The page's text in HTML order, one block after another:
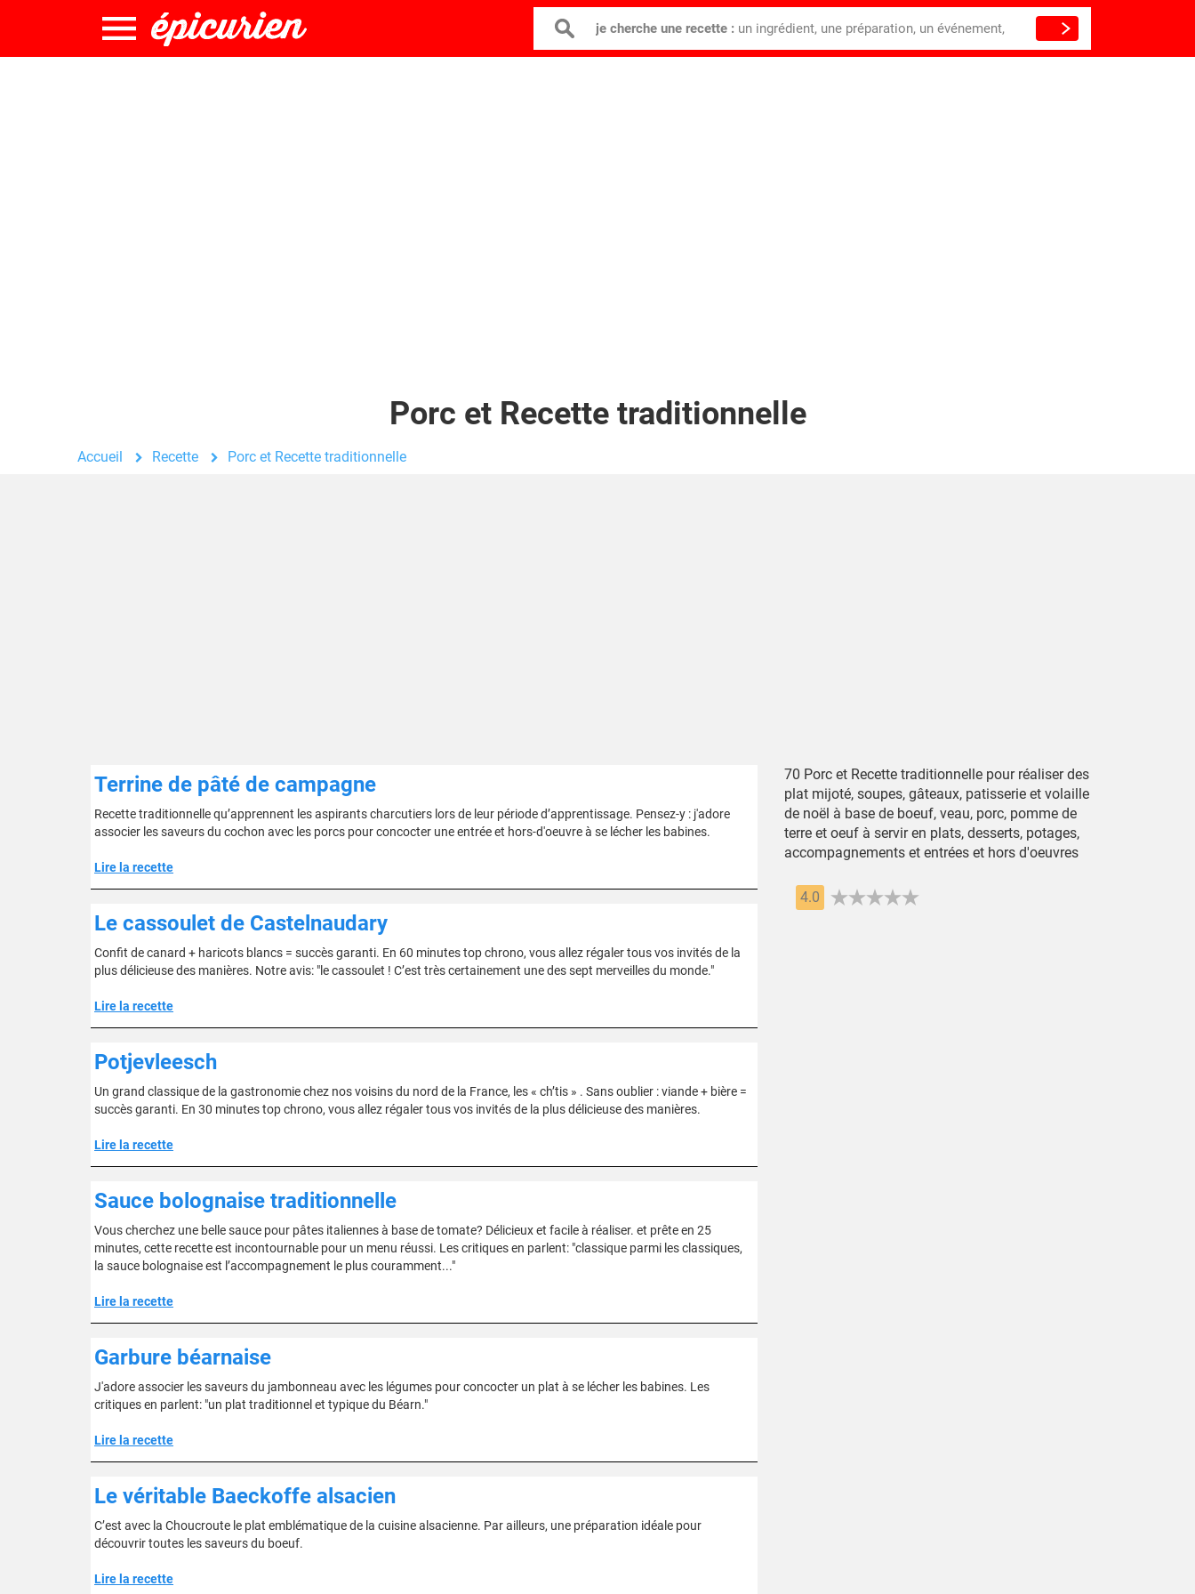
je cherche une recette : un ingrédient, une préparation, un événement,
Porc et Recette traditionnelle
Accueil Recette Porc et Recette traditionnelle
Terrine de pâté de campagne
Recette traditionnelle qu’apprennent les aspirants charcutiers lors de leur période d’apprentissage. Pensez-y : j'adore
associer les saveurs du cochon avec les porcs pour concocter une entrée et hors-d'oeuvre à se lécher les babines.
Lire la recette
Le cassoulet de Castelnaudary
Confit de canard + haricots blancs = succès garanti. En 60 minutes top chrono, vous allez régaler tous vos invités de la
plus délicieuse des manières. Notre avis: "le cassoulet ! C’est très certainement une des sept merveilles du monde."
Lire la recette
Potjevleesch
Un grand classique de la gastronomie chez nos voisins du nord de la France, les « ch’tis » . Sans oublier : viande + bière =
succès garanti. En 30 minutes top chrono, vous allez régaler tous vos invités de la plus délicieuse des manières.
Lire la recette
Sauce bolognaise traditionnelle
Vous cherchez une belle sauce pour pâtes italiennes à base de tomate? Délicieux et facile à réaliser. et prête en 25
minutes, cette recette est incontournable pour un menu réussi. Les critiques en parlent: "classique parmi les classiques,
la sauce bolognaise est l’accompagnement le plus couramment..."
Lire la recette
Garbure béarnaise
J'adore associer les saveurs du jambonneau avec les légumes pour concocter un plat à se lécher les babines. Les
critiques en parlent: "un plat traditionnel et typique du Béarn."
Lire la recette
Le véritable Baeckoffe alsacien
C’est avec la Choucroute le plat emblématique de la cuisine alsacienne. Par ailleurs, une préparation idéale pour
découvrir toutes les saveurs du boeuf.
Lire la recette
70 Porc et Recette traditionnelle pour réaliser des
plat mijoté, soupes, gâteaux, patisserie et volaille
de noël à base de boeuf, veau, porc, pomme de
terre et oeuf à servir en plats, desserts, potages,
accompagnements et entrées et hors d'oeuvres
4.0